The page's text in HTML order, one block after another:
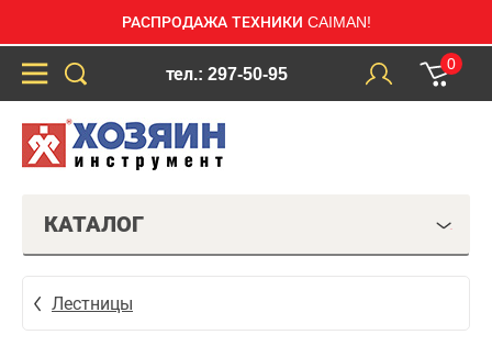
РАСПРОДАЖА ТЕХНИКИ CAIMAN!
тел.: 297-50-95
0
КАТАЛОГ
Лестницы